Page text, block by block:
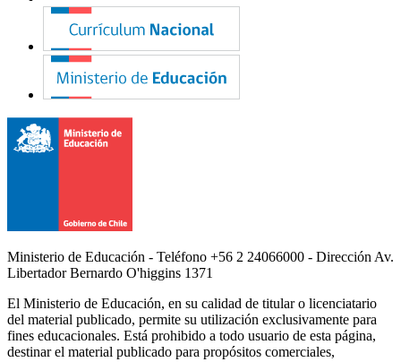
Ministerio de Educación - Teléfono +56 2 24066000 - Dirección Av.
Libertador Bernardo O'higgins 1371
El Ministerio de Educación, en su calidad de titular o licenciatario
del material publicado, permite su utilización exclusivamente para
fines educacionales. Está prohibido a todo usuario de esta página,
destinar el material publicado para propósitos comerciales,